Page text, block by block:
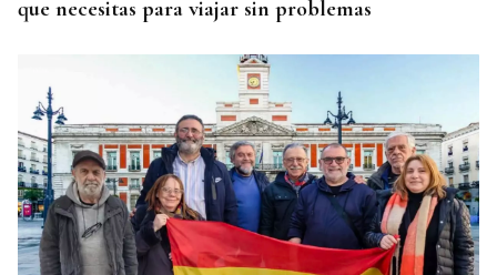
que necesitas para viajar sin problemas